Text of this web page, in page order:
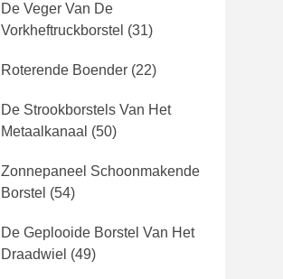
De Veger Van De
Vorkheftruckborstel (31)
Roterende Boender (22)
De Strookborstels Van Het
Metaalkanaal (50)
Zonnepaneel Schoonmakende
Borstel (54)
De Geplooide Borstel Van Het
Draadwiel (49)